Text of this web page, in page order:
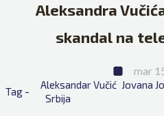
Aleksandra
skandal na
mar
Aleksandar Vučić Jovana
Srbija